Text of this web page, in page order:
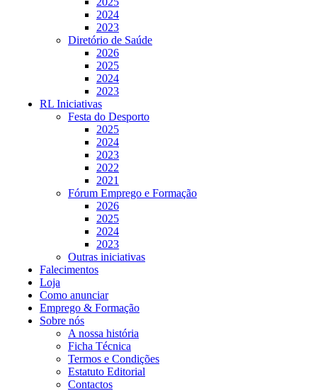
2024
2023
Diretório de Saúde
2026
2025
2024
2023
RL Iniciativas
Festa do Desporto
2025
2024
2023
2022
2021
Fórum Emprego e Formação
2026
2025
2024
2023
Outras iniciativas
Falecimentos
Loja
Como anunciar
Emprego & Formação
Sobre nós
A nossa história
Ficha Técnica
Termos e Condições
Estatuto Editorial
Contactos